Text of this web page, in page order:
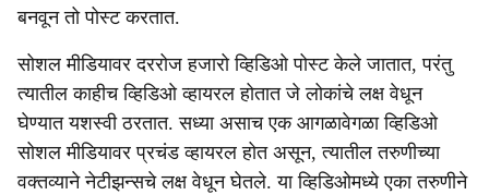
बनवून तो पोस्ट करतात.
सोशल मीडियावर दररोज हजारो व्हिडिओ पोस्ट केले जातात, परंतु
त्यातील काहीच व्हिडिओ व्हायरल होतात जे लोकांचे लक्ष वेधून
घेण्यात यशस्वी ठरतात. सध्या असाच एक आगळावेगळा व्हिडिओ
सोशल मीडियावर प्रचंड व्हायरल होत असून, त्यातील तरुणीच्या
वक्तव्याने नेटीझन्सचे लक्ष वेधून घेतले. या व्हिडिओमध्ये एका तरुणीने